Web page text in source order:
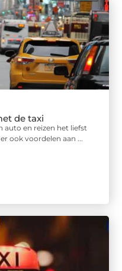
de taxi
auto en reizen het liefst
ook voordelen aan ...